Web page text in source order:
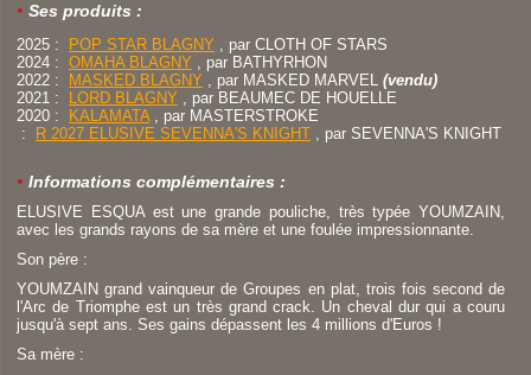
Ses produits :
2025 : POP STAR BLAGNY , par CLOTH OF STARS
2024 : OMAHA BLAGNY , par BATHYRHON
2022 :
MASKED BLAGNY , par MASKED MARVEL (vendu)
2021 :
LORD BLAGNY , par BEAUMEC DE HOUELLE
2020 :
KALAMATA, par MASTERSTROKE
:
R 2027 ELUSIVE SEVENNA'S KNIGHT , par SEVENNA'S KNIGHT
Informations complémentaires :
ELUSIVE ESQUA est une grande pouliche, très typée YOUMZAIN,
avec les grands rayons de sa mère et une foulée impressionnante.
Son père :
YOUMZAIN grand vainqueur de Groupes en plat, trois fois second de
l'Arc de Triomphe est un très grand crack. Un cheval dur qui a couru
jusqu'à sept ans. Ses gains dépassent les 4 millions d'Euros !
Sa mère :